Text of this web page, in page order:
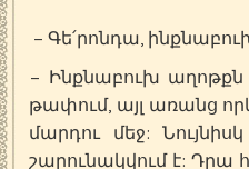
– Գե՛րոնդա,
– Ինքնաբուխ աղոթքն
թափում, այլ առանց
մարդու մեջ:
շարունակվում է: Դրա